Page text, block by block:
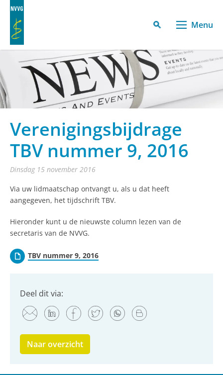
Menu
Verenigingsbijdrage
TBV nummer 9, 2016
dinsdag 15 november 2016
Via uw lidmaatschap ontvangt u, als u dat heeft
aangegeven, het tijdschrift TBV.
Hieronder kunt u de nieuwste column lezen van de
secretaris van de NVVG.
TBV nummer 9, 2016
Deel dit via:
Naar overzicht